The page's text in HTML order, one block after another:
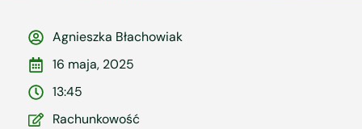
Agnieszka Błachowiak
16 maja, 2025
13:45
Rachunkowość